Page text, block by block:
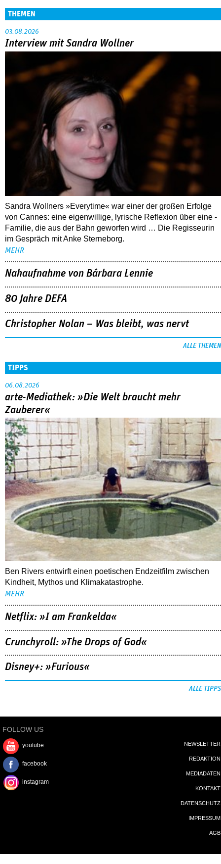
THEMEN
03.08.2026
Interview mit Sandra Wollner
Sandra Wollners »Everytime« war einer der großen Erfolge
von Cannes: eine eigenwillige, lyrische Reflexion über eine ­
Familie, die aus der Bahn geworfen wird … Die Regisseurin
im Gespräch mit Anke Sterneborg.
MEHR
Nahaufnahme von Bárbara Lennie
80 Jahre DEFA
Christopher Nolan – Was bleibt, was nervt
ALLE THEMEN
TIPPS
06.08.2026
arte-Mediathek: »Die Welt braucht mehr
Zauberer«
Ben Rivers entwirft einen poetischen Endzeitfilm zwischen
Kindheit, Mythos und Klimakatastrophe.
MEHR
Netflix: »I am Frankelda«
Crunchyroll: »The Drops of God«
Disney+: »Furious«
ALLE TIPPS
FOLLOW US
youtube
facebook
instagram
NEWSLETTER
REDAKTION
MEDIADATEN
KONTAKT
DATENSCHUTZ
IMPRESSUM
AGB